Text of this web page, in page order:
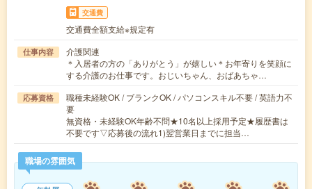
交通費
交通費全額支給※規定有
仕事内容
介護関連
＊入居者の方の「ありがとう」が嬉しい＊お年寄りを笑顔に
する介護のお仕事です。おじいちゃん、おばあちゃ…
応募資格
職種未経験OK / ブランクOK / パソコンスキル不要 / 英語力不
要
無資格・未経験OK年齢不問★10名以上採用予定★履歴書は
不要です▽応募後の流れ1)翌営業日までに担当…
職場の雰囲気